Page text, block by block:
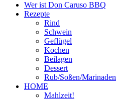
Wer ist Don Caruso BBQ
Rezepte
Rind
Schwein
Geflügel
Kochen
Beilagen
Dessert
Rub/Soßen/Marinaden
HOME
Mahlzeit!